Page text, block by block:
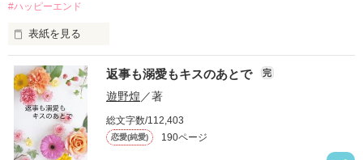
酔った勢いで一夜を共にしてしまった。
さらに、美桜が初めてだと知った哲平は
『責任をとる、結婚しよう』と真っ直ぐに告げてきた。
戸惑う美桜とは裏腹に、好きという気持ちを隠すことなく
甘やかしてくる。
そんなある日、哲平は美桜がストーカー被害に
遭っていることを知る。
美桜を守るため、哲平は同居を提案してきて――。
#ハッピーエンド
表紙を見る
おかしな噂を流されて前の職場でうまくいかなかった梅田美
桜は、海外で傷心旅行をしていたところ、日本人美青年と出会
い、酒の勢いもあり一夜限りの関係となる。
帰国後、美桜は新しい職場でワンナイトした美青年と再会。
なんと彼の正体は、とある財閥御曹司にも関わらず、一族を離
れて起業した新進気鋭の実業家、社内でも冷徹だと評判な社長
――御影恭司その人だったのだ――！
返事も溺愛もキスのあとで 完
遊野煌／著
総文字数/112,403
恋愛(純愛) 190ページ